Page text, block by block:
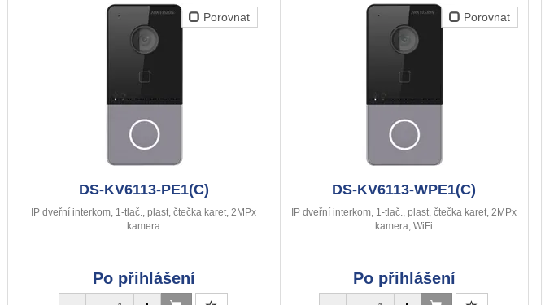
Porovnat
DS-KV6113-PE1(C)
IP dveřní interkom, 1-tlač., plast, čtečka karet, 2MPx
kamera
Po přihlášení
Porovnat
DS-KV6113-WPE1(C)
IP dveřní interkom, 1-tlač., plast, čtečka karet, 2MPx
kamera, WiFi
Po přihlášení